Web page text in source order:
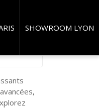
SHOWROOM LYON